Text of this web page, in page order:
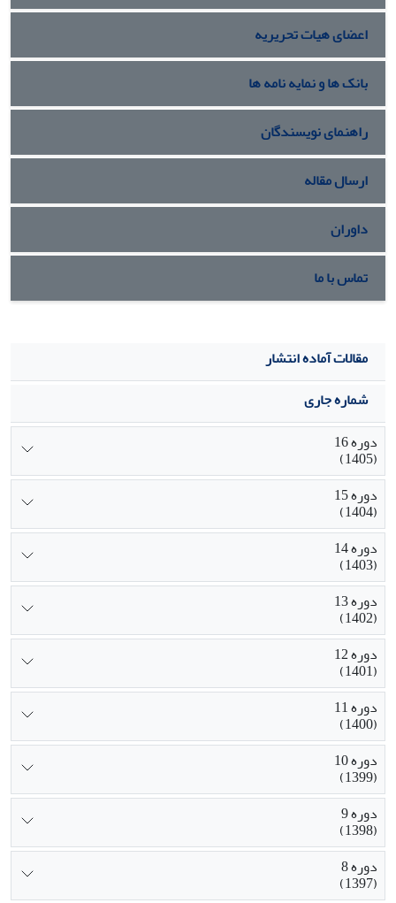
اعضای هیات تحریریه
بانک ها و نمایه نامه ها
راهنمای نویسندگان
ارسال مقاله
داوران
تماس با ما
مقالات آماده انتشار
شماره جاری
دوره 16
(1405)
دوره 15
(1404)
دوره 14
(1403)
دوره 13
(1402)
دوره 12
(1401)
دوره 11
(1400)
دوره 10
(1399)
دوره 9
(1398)
دوره 8
(1397)